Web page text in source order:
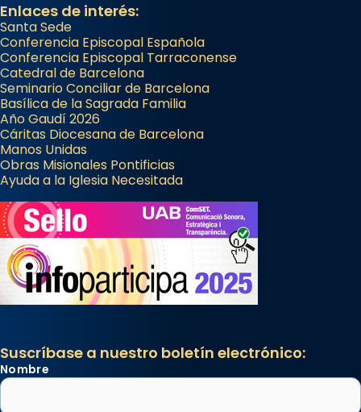
Enlaces de interés:
Santa Sede
Conferencia Episcopal Española
Conferencia Episcopal Tarraconense
Catedral de Barcelona
Seminario Conciliar de Barcelona
Basílica de la Sagrada Familia
Año Gaudí 2026
Cáritas Diocesana de Barcelona
Manos Unidas
Obras Misionales Pontificias
Ayuda a la Iglesia Necesitada
Suscríbase a nuestro boletín electrónico:
Nombre